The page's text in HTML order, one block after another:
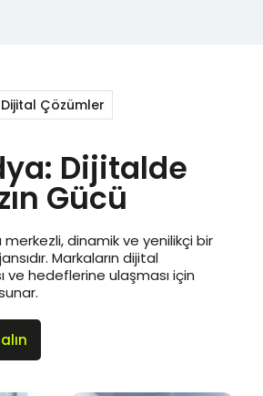
Dijital Çözümler
Dijitalde
Gücü
dinamik ve yenilikçi bir
Markaların dijital
ve hedeflerine ulaşması için